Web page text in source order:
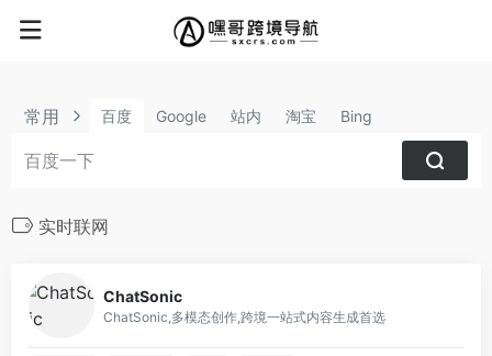
常用 百度 Google 站内 淘宝 Bing
实时联网
ChatSonic
ChatSonic,多模态创作,跨境一站式内容生成首选